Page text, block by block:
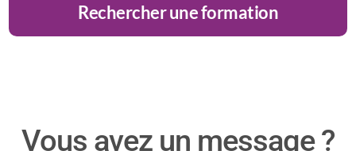
recruteurs
charismatique
?
Rechercher une formation
Vous avez un message ?